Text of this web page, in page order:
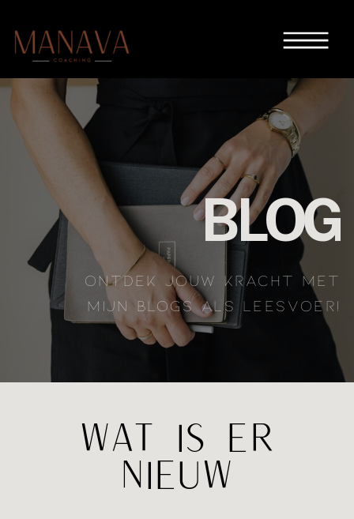
BLOG
ONTDEK JOUW KRACHT MET
MIJN BLOGS ALS LEESVOER!
WAT IS ER
NIEUW